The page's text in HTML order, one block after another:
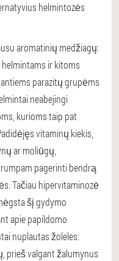
helmintozės
aromatinių medžiagų:
ir kitoms
parazitų grupėms
neabejingi
kurioms taip pat
vitaminų kiekis,
ar moliūgų,
pagerinti bendrą
Tačiau hipervitaminozė
šį gydymo
apie papildomo
nuplautas žoleles:
prieš valgant žalumynus